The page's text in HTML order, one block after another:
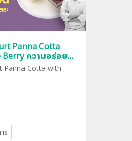
Panna Cotta
Berry ความอร่อยที่
และสารต้าน
Panna Cotta with
ร